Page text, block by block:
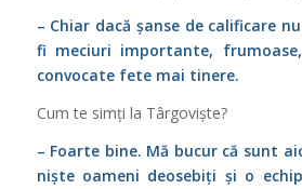
– Chiar dacă șanse de calificare
fi meciuri importante,
convocate fete mai tinere.
Cum te simți la Târgoviște?
– Foarte bine. Mă bucur că sunt
niște oameni deosebiți și o